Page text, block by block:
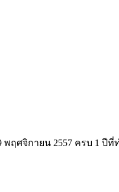
ฤศจิกายน 2557 ครบ 1 ปี